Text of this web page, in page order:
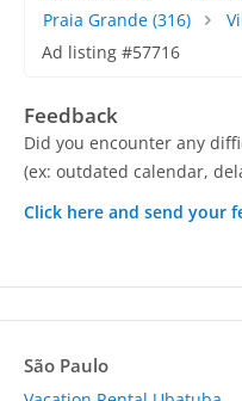
Praia Grande (316)
Ad listing #57716
Feedback
Did you encounter any
(ex: outdated calendar,
Click here and send your
São Paulo